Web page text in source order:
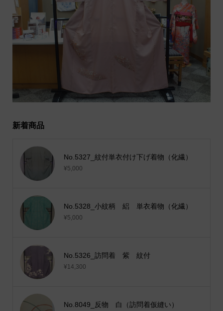
新着商品
No.5327_紋付単衣付け下げ着物（化繊）
¥5,000
No.5328_小紋柄 絽 単衣着物（化繊）
¥5,000
No.5326_訪問着 紫 紋付
¥14,300
No.8049_反物 白（訪問着仮縫い）